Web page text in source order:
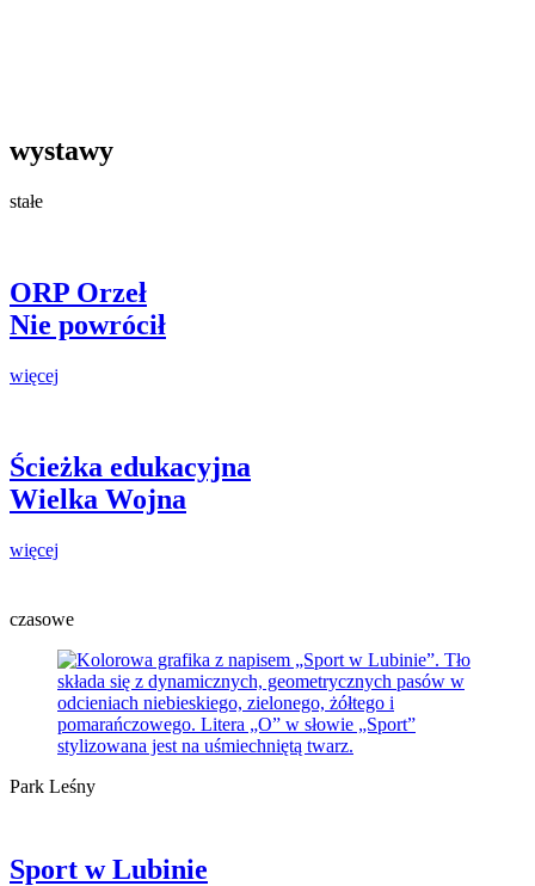
wystawy
stałe
ORP Orzeł
Nie powrócił
więcej
Ścieżka edukacyjna
Wielka Wojna
więcej
czasowe
Park Leśny
Sport w Lubinie